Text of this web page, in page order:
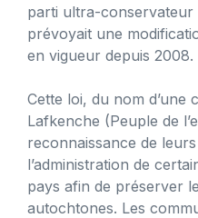
parti ultra-conservateur
prévoyait une
en vigueur depuis 2008.
Cette loi, du nom d’une
Lafkenche (Peuple de
reconnaissance de
l’administration de
pays afin de préserver
autochtones. Les